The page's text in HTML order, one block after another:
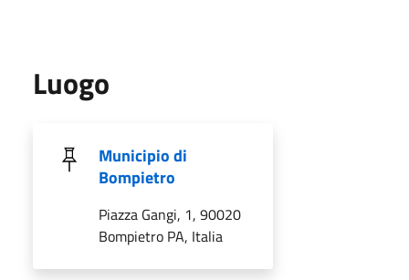
Luogo
Municipio di
Bompietro
Piazza Gangi, 1, 90020
Bompietro PA, Italia